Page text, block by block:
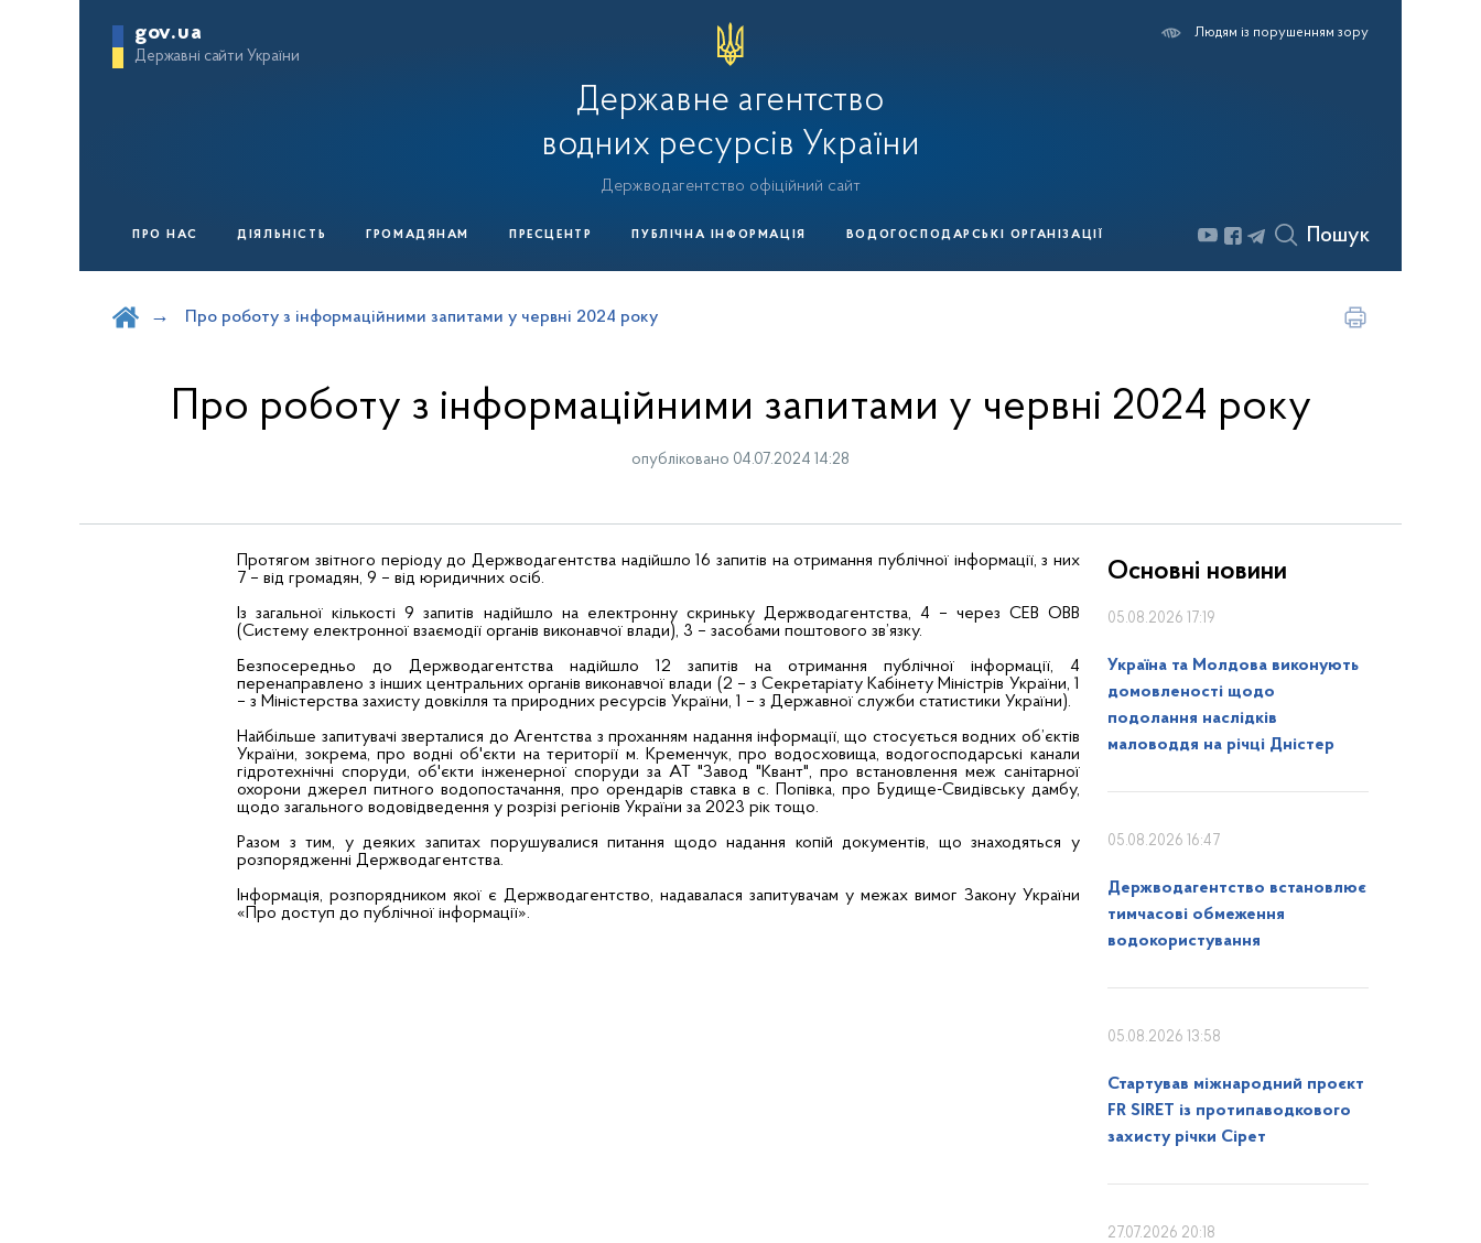
gov.ua
Державні сайти України
Державне агентство
водних ресурсів України
Держводагентство офіційний сайт
Людям із порушенням зору
ПРО НАС ДІЯЛЬНІСТЬ ГРОМАДЯНАМ ПРЕСЦЕНТР ПУБЛІЧНА ІНФОРМАЦІЯ ВОДОГОСПОДАРСЬКІ ОРГАНІЗАЦІЇ Пошук
Про роботу з інформаційними запитами у червні 2024 року
Про роботу з інформаційними запитами у червні 2024 року
опубліковано 04.07.2024 14:28
Протягом звітного періоду до Держводагентства надійшло 16 запитів на отримання публічної інформації, з них
7 – від громадян, 9 – від юридичних осіб.
Із загальної кількості 9 запитів надійшло на електронну скриньку Держводагентства, 4 – через СЕВ ОВВ
(Систему електронної взаємодії органів виконавчої влади), 3 – засобами поштового зв’язку.
Безпосередньо до Держводагентства надійшло 12 запитів на отримання публічної інформації, 4
перенаправлено з інших центральних органів виконавчої влади (2 – з Секретаріату Кабінету Міністрів України, 1
– з Міністерства захисту довкілля та природних ресурсів України, 1 – з Державної служби статистики України).
Найбільше запитувачі зверталися до Агентства з проханням надання інформації, що стосується водних об’єктів
України, зокрема, про водні об'єкти на території м. Кременчук, про водосховища, водогосподарські канали
гідротехнічні споруди, об'єкти інженерної споруди за АТ "Завод "Квант", про встановлення меж санітарної
охорони джерел питного водопостачання, про орендарів ставка в с. Попівка, про Будище-Свидівську дамбу,
щодо загального водовідведення у розрізі регіонів України за 2023 рік тощо.
Разом з тим, у деяких запитах порушувалися питання щодо надання копій документів, що знаходяться у
розпорядженні Держводагентства.
Інформація, розпорядником якої є Держводагентство, надавалася запитувачам у межах вимог Закону України
«Про доступ до публічної інформації».
Основні новини
05.08.2026 17:19
Україна та Молдова виконують
домовленості щодо
подолання наслідків
маловоддя на річці Дністер
05.08.2026 16:47
Держводагентство встановлює
тимчасові обмеження
водокористування
05.08.2026 13:58
Стартував міжнародний проєкт
FR SIRET із протипаводкового
захисту річки Сірет
27.07.2026 20:18